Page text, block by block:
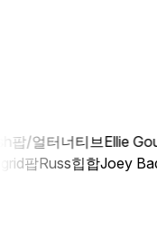
팝/얼터너티브Ellie
팝Russ힙합Joey